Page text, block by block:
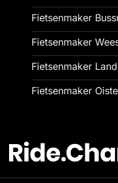
Fietsenmaker
Fietsenmaker
Fietsenmaker
Fietsenmaker